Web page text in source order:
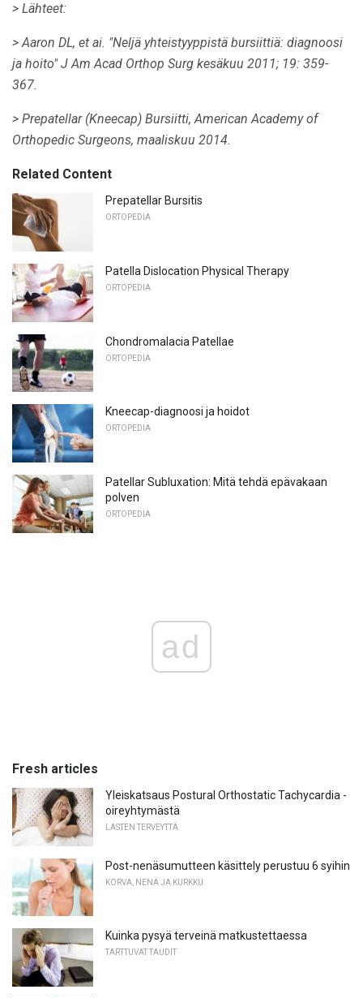
> Lähteet:
> Aaron DL, et ai. "Neljä yhteistyyppistä bursiittiä: diagnoosi
ja hoito" J Am Acad Orthop Surg kesäkuu 2011; 19: 359-
367.
> Prepatellar (Kneecap) Bursiitti, American Academy of
Orthopedic Surgeons, maaliskuu 2014.
Related Content
Prepatellar Bursitis
ORTOPEDIA
Patella Dislocation Physical Therapy
ORTOPEDIA
Chondromalacia Patellae
ORTOPEDIA
Kneecap-diagnoosi ja hoidot
ORTOPEDIA
Patellar Subluxation: Mitä tehdä epävakaan
polven
ORTOPEDIA
ad
Fresh articles
Yleiskatsaus Postural Orthostatic Tachycardia -
oireyhtymästä
LASTEN TERVEYTTÄ
Post-nenäsumutteen käsittely perustuu 6 syihin
KORVA, NENÄ JA KURKKU
Kuinka pysyä terveinä matkustettaessa
TARTTUVAT TAUDIT